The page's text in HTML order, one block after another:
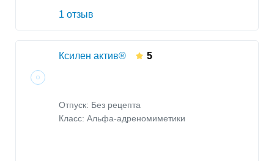
1 отзыв
Ксилен актив® 5
Отпуск: Без рецепта
Класс: Альфа-адреномиметики